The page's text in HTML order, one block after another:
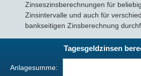
Zinseszinsberechnungen für
Zinsintervalle und auch für
bankseitigen Zinsberechnung
Tagesgeldzinsen
Anlagesumme: